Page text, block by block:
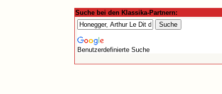
Suche bei den Klassika-Partnern:
Benutzerdefinierte Suche